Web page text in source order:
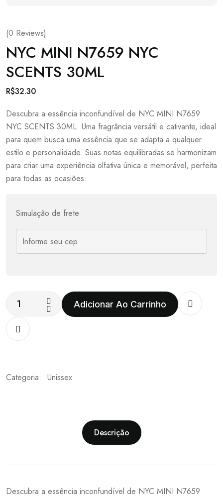
(0 Reviews)
NYC MINI N7659 NYC
SCENTS 30ML
R$32.30
Descubra a essência inconfundível de NYC MINI N7659
NYC SCENTS 30ML. Uma fragrância versátil e cativante, ideal
para quem busca uma essência que se adapta a qualquer
estilo e personalidade. Suas notas equilibradas se harmonizam
para criar uma experiência olfativa única e memorável, perfeita
para todas as ocasiões.
Simulação de frete
Adicionar Ao Carrinho
Categoria: Unissex
Descrição
Descubra a essência inconfundível de NYC MINI N7659